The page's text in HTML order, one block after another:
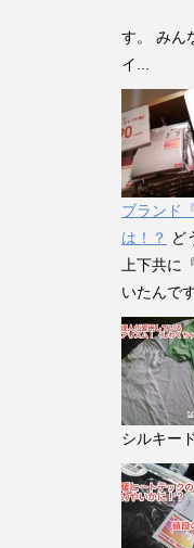
す。 みん
イ...
ブランド
は！？ ど
上下共に
いたんで
シルキー